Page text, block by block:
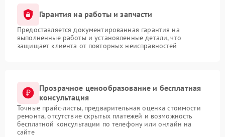
Гарантия на работы и запчасти
Предоставляется документированная гарантия на
выполненные работы и установленные детали, что
защищает клиента от повторных неисправностей
Прозрачное ценообразование и бесплатная
консультация
Точные прайс-листы, предварительная оценка стоимости
ремонта, отсутствие скрытых платежей и возможность
бесплатной консультации по телефону или онлайн на
сайте